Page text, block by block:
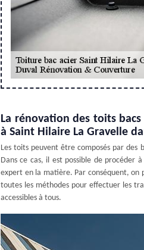
La rénovation des toits
à Saint Hilaire La Gravelle
Les toits peuvent être composés par des
Dans ce cas, il est possible de procéder
expert en la matière. Par conséquent, on
toutes les méthodes pour effectuer les
accessibles à tous.